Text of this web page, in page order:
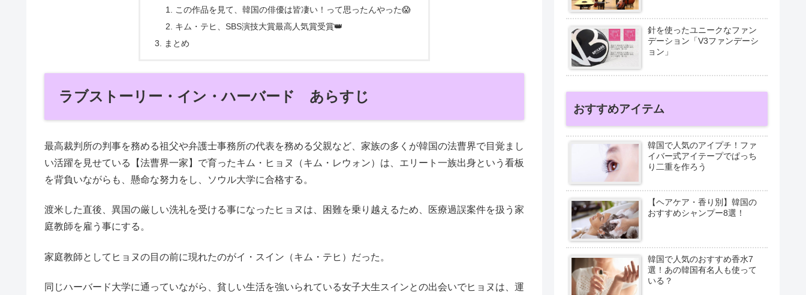
この作品を見て、韓国の俳優は皆凄い！って思ったんやった😱
キム・テヒ、SBS演技大賞最高人気賞受賞👑
まとめ
ラブストーリー・イン・ハーバード あらすじ
最高裁判所の判事を務める祖父や弁護士事務所の代表を務める父親など、家族の多くが韓国の法曹界で目覚まし
い活躍を見せている【法曹界一家】で育ったキム・ヒョヌ（キム・レウォン）は、エリート一族出身という看板
を背負いながらも、懸命な努力をし、ソウル大学に合格する。
渡米した直後、異国の厳しい洗礼を受ける事になったヒョヌは、困難を乗り越えるため、医療過誤案件を扱う家
庭教師を雇う事にする。
家庭教師としてヒョヌの目の前に現れたのがイ・スイン（キム・テヒ）だった。
同じハーバード大学に通っていながら、貧しい生活を強いられている女子大生スインとの出会いでヒョヌは、運
針を使ったユニークなファン
デーション「V3ファンデーシ
ョン」
おすすめアイテム
韓国で人気のアイプチ！ファ
イバー式アイテープでぱっち
り二重を作ろう
【ヘアケア・香り別】韓国の
おすすめシャンプー8選！
韓国で人気のおすすめ香水7
選！あの韓国有名人も使って
いる？